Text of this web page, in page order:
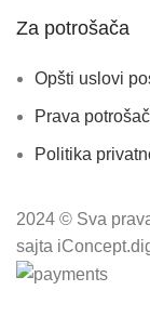
Za potrošača
Opšti uslovi
Prava
Politika
2024 © Sva
sajta